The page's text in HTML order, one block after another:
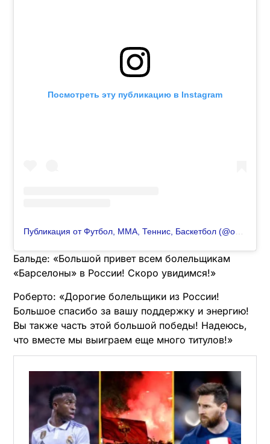
Посмотреть эту публикацию в Instagram
Бальде: «Большой привет всем болельщикам
«Барселоны» в России! Скоро увидимся!»
Роберто: «Дорогие болельщики из России!
Большое спасибо за вашу поддержку и энергию!
Вы также часть этой большой победы! Надеюсь,
что вместе мы выиграем еще много титулов!»